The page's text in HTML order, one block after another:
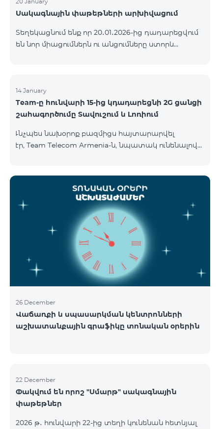
մուլտիպլեքս հեռուստաալիքները հասանելի
կլինեն միայն այն մարզերում, որտեղ դրանց
մարմինների պահանջների։ Այս փոփոխությունը
իրականացվում է հեռուստատեսային հարթակի
ցանկը ըստ մարզեր
Սակագնային փաթեթների արխիվացում
Տեղեկացնում ենք որ 20․01․2026-ից դադարեցվում
են նոր միացումներն ու անցումները ստորև
14 January
Team-ը հունվարի 15-ից կդադարեցնի 2G ցանցի
շահագործումը Տավուշում և Լոռիում
Ւնչպես նախօրոք բազմիցս հայտարարվել
էր, Team Telecom Armenia-ն, նպատակ ունենալով
կունենա փուլային տարբերակով: Առաջին փուլով
ցանցը կանջատվի Տավուշի և Լոռու մարզերում՝
2026թ.-ի հունվարի 15-ից: Ծառայությունների
անխափան հասանելությունն ապահովելու
նպատակով շարունակում է գործել հատուկ
առաջարկ, որը հնարավորություն է ընձեռում ձեռք
բերել նոր տեխնոլոգիաներով աշխատող բջջային
հեռախոսնե
26 December
Վաճառքի և սպասարկման կենտրոնների
աշխատանքային գրաֆիկը տոնական օրերին
22 December
Փակվում են որոշ "Սմարթ" սակագնային
փաթեթներ
2026 թ․ հունվարի 22-ից տեղի կունենան հետևյալ